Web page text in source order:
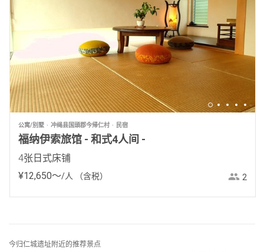
公寓/别墅 冲绳县国頭郡今帰仁村 民宿
福纳伊索旅馆 - 和式4人间 -
4张日式床铺
¥12,650〜/人 （含税） 2
今归仁城遗址附近的推荐景点